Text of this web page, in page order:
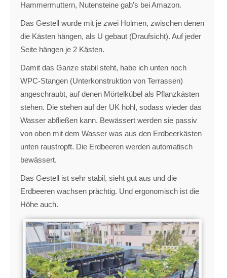
Hammermuttern, Nutensteine gab's bei Amazon.
Das Gestell wurde mit je zwei Holmen, zwischen denen
die Kästen hängen, als U gebaut (Draufsicht). Auf jeder
Seite hängen je 2 Kästen.
Damit das Ganze stabil steht, habe ich unten noch
WPC-Stangen (Unterkonstruktion von Terrassen)
angeschraubt, auf denen Mörtelkübel als Pflanzkästen
stehen. Die stehen auf der UK hohl, sodass wieder das
Wasser abfließen kann. Bewässert werden sie passiv
von oben mit dem Wasser was aus den Erdbeerkästen
unten raustropft. Die Erdbeeren werden automatisch
bewässert.
Das Gestell ist sehr stabil, sieht gut aus und die
Erdbeeren wachsen prächtig. Und ergonomisch ist die
Höhe auch.